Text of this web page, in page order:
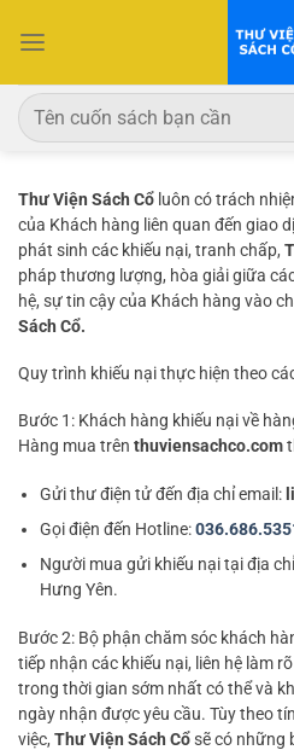
qua
dung
Tìm
kiếm:
Thư Viện Sách Cổ luôn có trách
của Khách hàng liên quan đến giao
phát sinh các khiếu nại, tranh chấp,
pháp thương lượng, hòa giải giữa
hệ, sự tin cậy của Khách hàng vào
Sách Cổ.
Quy trình khiếu nại thực hiện theo
Bước 1: Khách hàng khiếu nại về
Hàng mua trên thuviensachco.com
Gửi thư điện tử đến địa chỉ email:
Gọi điện đến Hotline:
Người mua gửi khiếu nại tại địa
Hưng Yên.
Bước 2: Bộ phận chăm sóc khách
tiếp nhận các khiếu nại, liên hệ làm
trong thời gian sớm nhất có thể và
ngày nhận được yêu cầu. Tùy theo
việc, Thư Viện Sách Cổsẽ có những